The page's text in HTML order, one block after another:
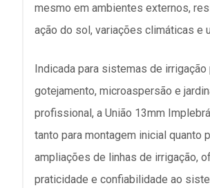
mesmo em ambientes externos,
ação do sol, variações climáticas e
Indicada para sistemas de irrigação
gotejamento, microaspersão e
profissional, a União 13mm
tanto para montagem inicial quanto
ampliações de linhas de irrigação,
praticidade e confiabilidade ao